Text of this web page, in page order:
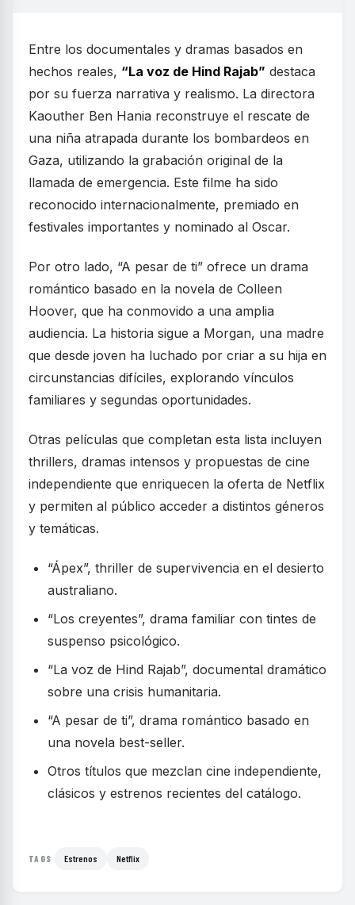
Entre los documentales y dramas basados en
hechos reales, “La voz de Hind Rajab” destaca
por su fuerza narrativa y realismo. La directora
Kaouther Ben Hania reconstruye el rescate de
una niña atrapada durante los bombardeos en
Gaza, utilizando la grabación original de la
llamada de emergencia. Este filme ha sido
reconocido internacionalmente, premiado en
festivales importantes y nominado al Oscar.
Por otro lado, “A pesar de ti” ofrece un drama
romántico basado en la novela de Colleen
Hoover, que ha conmovido a una amplia
audiencia. La historia sigue a Morgan, una madre
que desde joven ha luchado por criar a su hija en
circunstancias difíciles, explorando vínculos
familiares y segundas oportunidades.
Otras películas que completan esta lista incluyen
thrillers, dramas intensos y propuestas de cine
independiente que enriquecen la oferta de Netflix
y permiten al público acceder a distintos géneros
y temáticas.
“Ápex”, thriller de supervivencia en el desierto
australiano.
“Los creyentes”, drama familiar con tintes de
suspenso psicológico.
“La voz de Hind Rajab”, documental dramático
sobre una crisis humanitaria.
“A pesar de ti”, drama romántico basado en
una novela best-seller.
Otros títulos que mezclan cine independiente,
clásicos y estrenos recientes del catálogo.
TAGS Estrenos Netflix